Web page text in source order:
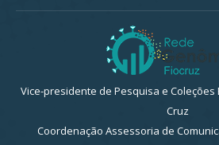
Vice-presidente de Pesquisa e Coleções
Cruz
Coordenação Assessoria de